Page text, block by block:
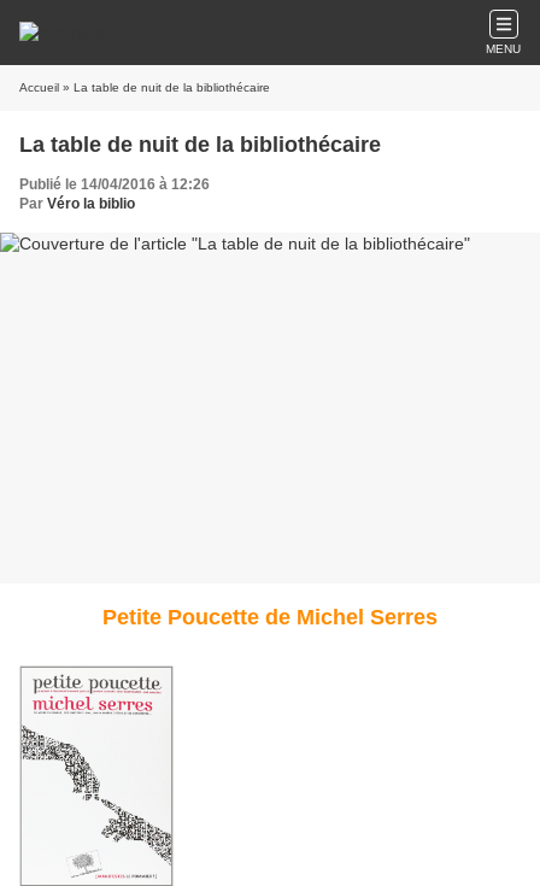
MENU
Accueil » La table de nuit de la bibliothécaire
La table de nuit de la bibliothécaire
Publié le 14/04/2016 à 12:26
Par Véro la biblio
Petite Poucette de Michel Serres